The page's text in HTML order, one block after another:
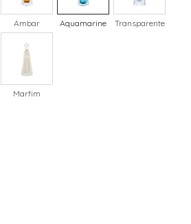
Ambar Aquamarine Transparente
Marfim